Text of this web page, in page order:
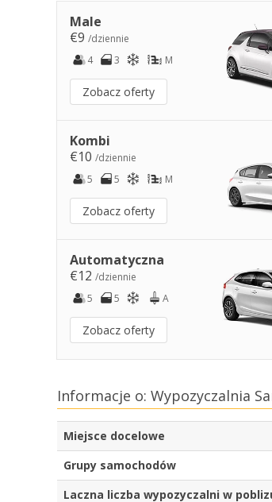
Male
€9 /dziennie
4
3 M
Zobacz oferty
Kombi
€10 /dziennie
5
5 M
Zobacz oferty
Automatyczna
€12 /dziennie
5
5 A
Zobacz oferty
Informacje o: Wypozyczalnia
Miejsce docelowe
Grupy samochodów
Laczna liczba wypozyczalni w